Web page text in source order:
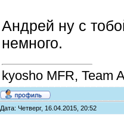
Андрей ну с
немного.
kyosho MFR, Team
Дата: Четверг, 16.04.2015, 20:52